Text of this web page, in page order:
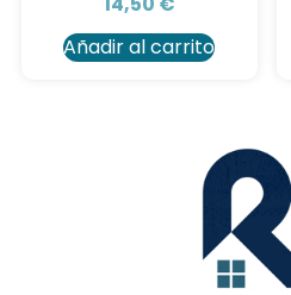
Añadir al carrito